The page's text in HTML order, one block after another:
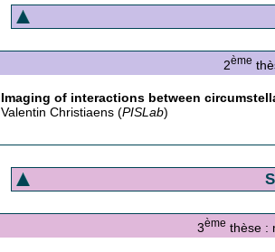
2ème
Imaging of interactions between
Valentin Christiaens (PISLab)
3ème thèse :